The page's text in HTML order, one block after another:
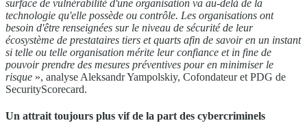
surface de vulnérabilité d'une organisation va au-delà de la
technologie qu'elle possède ou contrôle. Les organisations ont
besoin d'être renseignées sur le niveau de sécurité de leur
écosystème de prestataires tiers et quarts afin de savoir en un instant
si telle ou telle organisation mérite leur confiance et in fine de
pouvoir prendre des mesures préventives pour en minimiser le
risque », analyse Aleksandr Yampolskiy, Cofondateur et PDG de
SecurityScorecard.
Un attrait toujours plus vif de la part des cybercriminels